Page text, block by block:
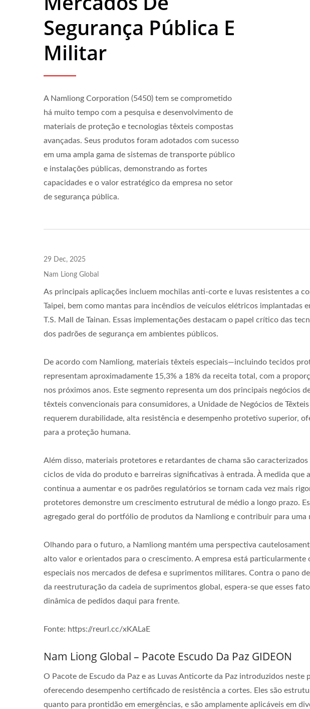
Segurança Pública E
Militar
A Namliong Corporation (5450) tem se comprometido
há muito tempo com a pesquisa e desenvolvimento de
materiais de proteção e tecnologias têxteis compostas
avançadas. Seus produtos foram adotados com sucesso
em uma ampla gama de sistemas de transporte público
e instalações públicas, demonstrando as fortes
capacidades e o valor estratégico da empresa no setor
de segurança pública.
29 Dec, 2025
Nam Liong Global
As principais aplicações incluem mochilas anti-corte e luvas resistentes a
Taipei, bem como mantas para incêndios de veículos elétricos implantadas
T.S. Mall de Tainan. Essas implementações destacam o papel crítico das
dos padrões de segurança em ambientes públicos.
De acordo com Namliong, materiais têxteis especiais—incluindo tecidos
representam aproximadamente 15,3% a 18% da receita total, com a
nos próximos anos. Este segmento representa um dos principais negócios
têxteis convencionais para consumidores, a Unidade de Negócios de
requerem durabilidade, alta resistência e desempenho protetivo superior,
para a proteção humana.
Além disso, materiais protetores e retardantes de chama são
ciclos de vida do produto e barreiras significativas à entrada. À medida que
continua a aumentar e os padrões regulatórios se tornam cada vez mais
protetores demonstre um crescimento estrutural de médio a longo prazo.
agregado geral do portfólio de produtos da Namliong e contribuir para uma
Olhando para o futuro, a Namliong mantém uma perspectiva
alto valor e orientados para o crescimento. A empresa está
especiais nos mercados de defesa e suprimentos militares. Contra o pano
da reestruturação da cadeia de suprimentos global, espera-se que esses
dinâmica de pedidos daqui para frente.
Fonte: https://reurl.cc/xKALaE
Nam Liong Global – Pacote Escudo Da Paz GIDEON
O Pacote de Escudo da Paz e as Luvas Anticorte da Paz introduzidos
oferecendo desempenho certificado de resistência a cortes. Eles são
quanto para prontidão em emergências, e são amplamente aplicáveis em
ISO 27001